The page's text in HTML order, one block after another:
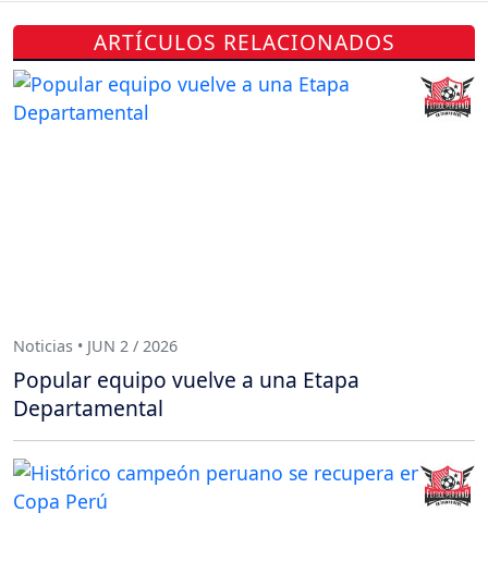
ARTÍCULOS RELACIONADOS
Noticias • JUN 2 / 2026
Popular equipo vuelve a una Etapa
Departamental